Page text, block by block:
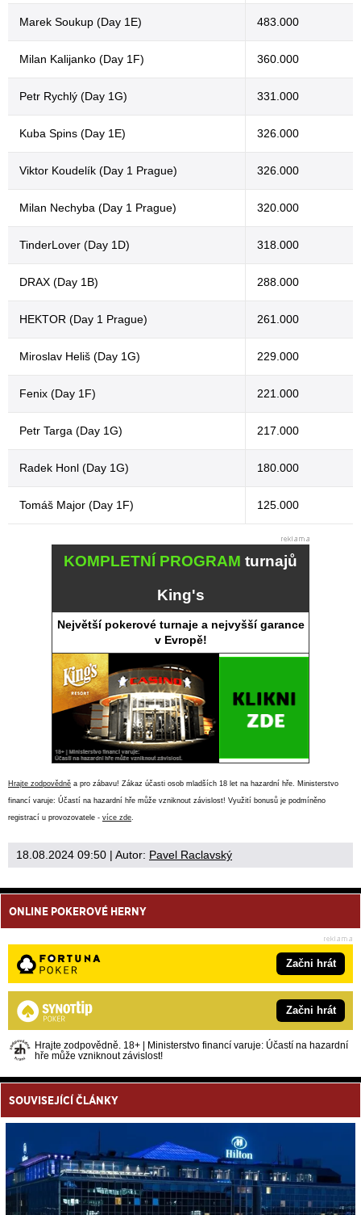
Marek Soukup (Day 1E) 483.000
Milan Kalijanko (Day 1F) 360.000
Petr Rychlý (Day 1G) 331.000
Kuba Spins (Day 1E) 326.000
Viktor Koudelík (Day 1 Prague) 326.000
Milan Nechyba (Day 1 Prague) 320.000
TinderLover (Day 1D) 318.000
DRAX (Day 1B) 288.000
HEKTOR (Day 1 Prague) 261.000
Miroslav Heliš (Day 1G) 229.000
Fenix (Day 1F) 221.000
Petr Targa (Day 1G) 217.000
Radek Honl (Day 1G) 180.000
Tomáš Major (Day 1F) 125.000
KOMPLETNÍ PROGRAM turnajů
King's
Největší pokerové turnaje a nejvyšší garance
v Evropě!
Hrajte zodpovědně a pro zábavu! Zákaz účasti osob mladších 18 let na hazardní hře. Ministerstvo
financí varuje: Účastí na hazardní hře může vzniknout závislost! Využití bonusů je podmíněno
registrací u provozovatele - více zde.
18.08.2024 09:50 | Autor: Pavel Raclavský
ONLINE POKEROVÉ HERNY
Začni hrát
Začni hrát
Hrajte zodpovědně. 18+ | Ministerstvo financí varuje: Účastí na hazardní
hře může vzniknout závislost!
SOUVISEJÍCÍ ČLÁNKY